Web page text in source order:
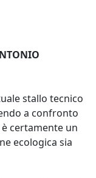
stallo tecnico
a confronto
certamente un
ecologica sia